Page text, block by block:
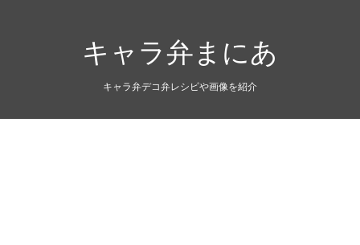
キャラ弁まにあ
キャラ弁デコ弁レシピや画像を紹介